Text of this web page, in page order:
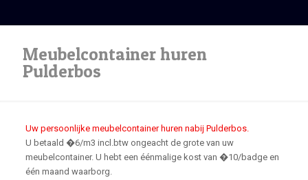
Meubelcontainer huren
Pulderbos
Uw persoonlijke meubelcontainer huren nabij Pulderbos.
U betaald �6/m3 incl.btw ongeacht de grote van uw
meubelcontainer. U hebt een éénmalige kost van �10/badge en
één maand waarborg.